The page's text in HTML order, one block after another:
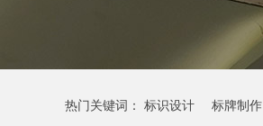
热门关键词： 标识设计 标牌制作